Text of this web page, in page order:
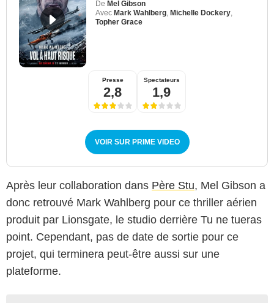
De Mel Gibson
Avec Mark Wahlberg Michelle Dockery
Topher Grace
Presse
2,8
Spectateurs
1,9
VOIR SUR PRIME VIDEO
Après leur collaboration dans Père Stu, Mel Gibson a
donc retrouvé Mark Wahlberg pour ce thriller aérien
produit par Lionsgate, le studio derrière Tu ne tueras
point. Cependant, pas de date de sortie pour ce
projet, qui terminera peut-être aussi sur une
plateforme.